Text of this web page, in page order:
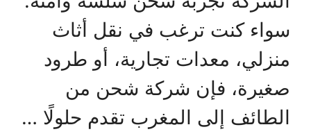
سواء كنت ترغب في نقل أثاث
منزلي، معدات تجارية، أو طرود
صغيرة، فإن شركة شحن من
الطائف إلى المغرب تقدم حلولًا …